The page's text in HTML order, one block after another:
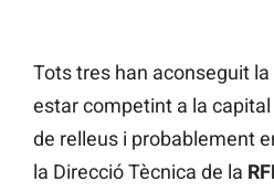
Tots tres han aconseguit
estar competint a la
de relleus i probablement
la Direcció Tècnica de la